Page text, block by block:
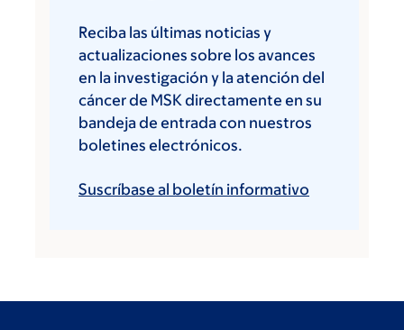
Reciba las últimas noticias y
actualizaciones sobre los avances
en la investigación y la atención del
cáncer de MSK directamente en su
bandeja de entrada con nuestros
boletines electrónicos.
Suscríbase al boletín informativo